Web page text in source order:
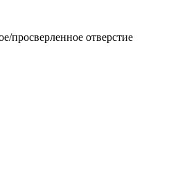
просверленное отверстие